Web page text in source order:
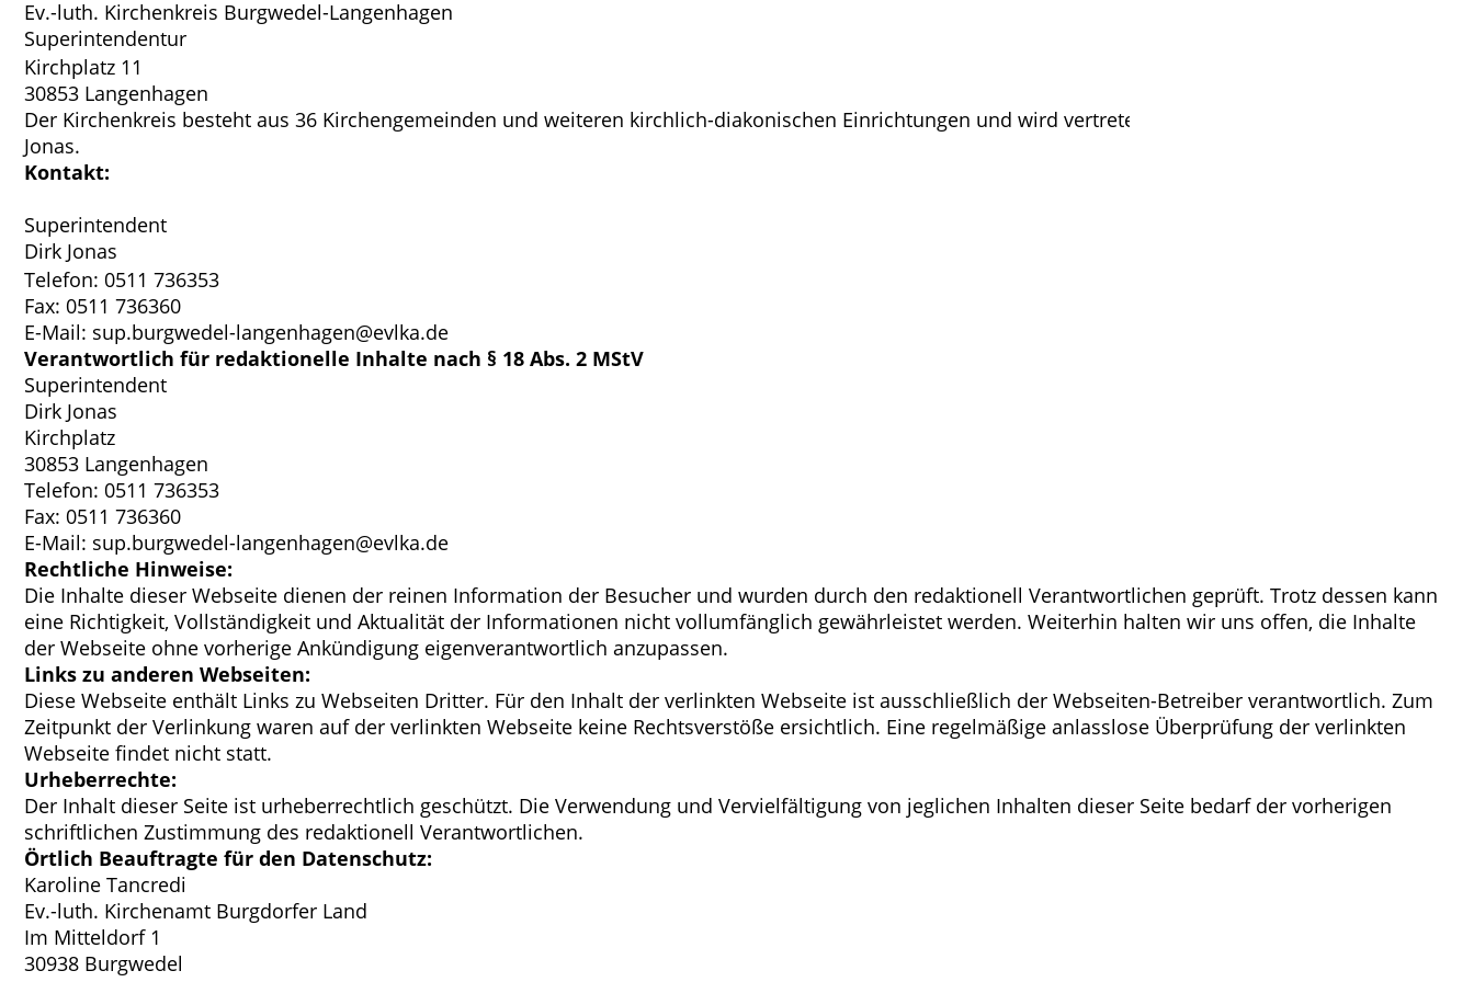
Ev.-luth. Kirchenkreis Burgwedel-Langenhagen
Superintendentur
Kirchplatz 11
30853 Langenhagen
Der Kirchenkreis besteht aus 36 Kirchengemeinden und weiteren kirchlich-diakonischen Einrichtungen und wird vertreten durch Superintendent Dirk
Jonas.
Kontakt:
Superintendent
Dirk Jonas
Telefon: 0511 736353
Fax: 0511 736360
E-Mail: sup.burgwedel-langenhagen@evlka.de
Verantwortlich für redaktionelle Inhalte nach § 18 Abs. 2 MStV
Superintendent
Dirk Jonas
Kirchplatz
30853 Langenhagen
Telefon: 0511 736353
Fax: 0511 736360
E-Mail: sup.burgwedel-langenhagen@evlka.de
Rechtliche Hinweise:
Die Inhalte dieser Webseite dienen der reinen Information der Besucher und wurden durch den redaktionell Verantwortlichen geprüft. Trotz dessen kann
eine Richtigkeit, Vollständigkeit und Aktualität der Informationen nicht vollumfänglich gewährleistet werden. Weiterhin halten wir uns offen, die Inhalte
der Webseite ohne vorherige Ankündigung eigenverantwortlich anzupassen.
Links zu anderen Webseiten:
Diese Webseite enthält Links zu Webseiten Dritter. Für den Inhalt der verlinkten Webseite ist ausschließlich der Webseiten-Betreiber verantwortlich. Zum
Zeitpunkt der Verlinkung waren auf der verlinkten Webseite keine Rechtsverstöße ersichtlich. Eine regelmäßige anlasslose Überprüfung der verlinkten
Webseite findet nicht statt.
Urheberrechte:
Der Inhalt dieser Seite ist urheberrechtlich geschützt. Die Verwendung und Vervielfältigung von jeglichen Inhalten dieser Seite bedarf der vorherigen
schriftlichen Zustimmung des redaktionell Verantwortlichen.
Örtlich Beauftragte für den Datenschutz:
Karoline Tancredi
Ev.-luth. Kirchenamt Burgdorfer Land
Im Mitteldorf 1
30938 Burgwedel